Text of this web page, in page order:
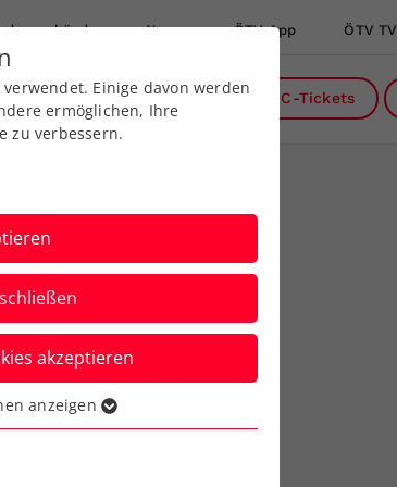
News ÖTV App ÖTV TV
Über uns DC-Tickets
Einige davon werden
ermöglichen, Ihre
zu verbessern.
akzeptieren
Funktionen der
dass die Webseite
anzeigen